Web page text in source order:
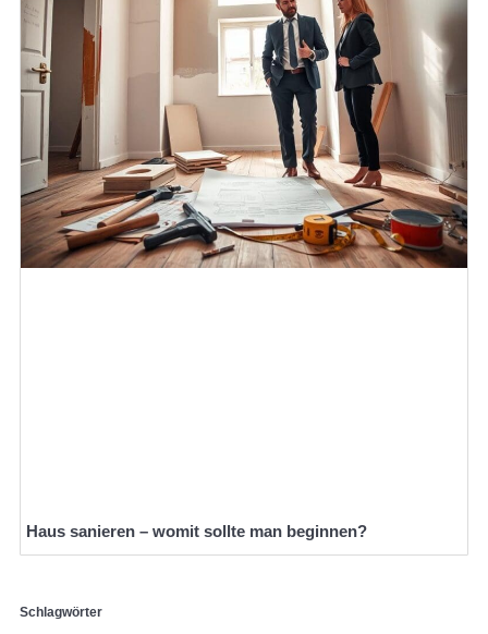
Haus sanieren – womit sollte man beginnen?
Schlagwörter